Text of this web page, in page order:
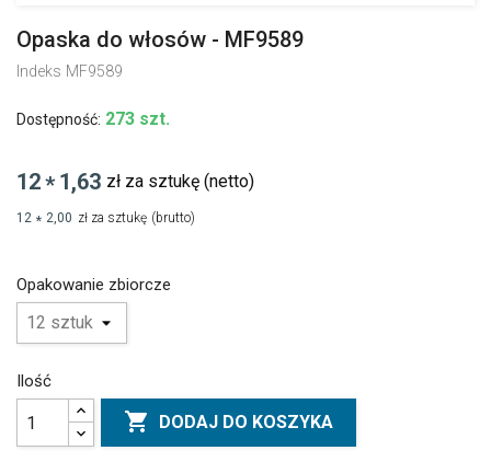
Opaska do włosów - MF9589
Indeks MF9589
Dostępność: 273 szt.
12* 1,63 zł za sztukę (netto)
12 * 2,00 zł za sztukę (brutto)
Opakowanie zbiorcze
Ilość
 DODAJ DO KOSZYKA